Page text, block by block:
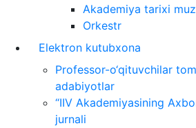
Akademiya tarixi
Orkestr
Elektron kutubxona
Professor-o‘qituvchilar
adabiyotlar
“IIV Akademiyasining
jurnali